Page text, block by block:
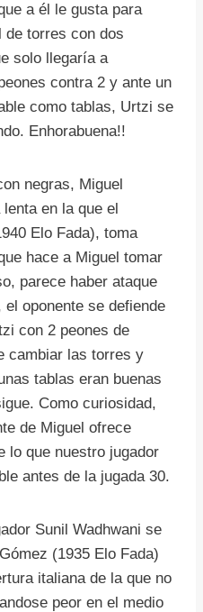
a él le gusta para
de torres con dos
solo llegaría a
contra 2 y ante un
como tablas, Urtzi se
Enhorabuena!!
negras, Miguel
en la que el
Elo Fada), toma
hace a Miguel tomar
parece haber ataque
oponente se defiende
con 2 peones de
cambiar las torres y
tablas eran buenas
Como curiosidad,
de Miguel ofrece
lo que nuestro jugador
antes de la jugada 30.
Sunil Wadhwani se
(1935 Elo Fada)
italiana de la que no
peor en el medio